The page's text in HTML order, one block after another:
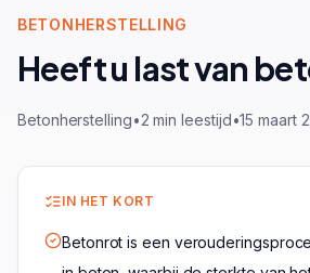
BETONHERSTELLING
Heeft u last van
Betonherstelling•2 min leestijd•15 maart
IN HET KORT
Betonrot is een